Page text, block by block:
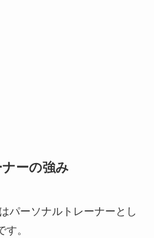
ーの強み
パーソナルトレーナーとし
。